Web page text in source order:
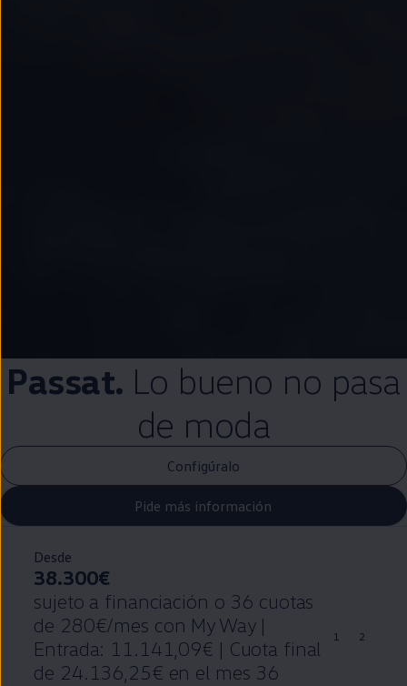
Passat. Lo bueno no pasa
de moda
Configúralo
Pide más información
Desde
38.300€
sujeto a financiación o 36 cuotas
de 280€/mes con My Way |
Entrada: 11.141,09€ | Cuota final
de 24.136,25€ en el mes 36
1 2